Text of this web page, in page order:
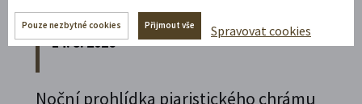
14. 8. 2026
Noční prohlídka piaristického chrámu
Pouze nezbytné cookies Přijmout vše Spravovat cookies